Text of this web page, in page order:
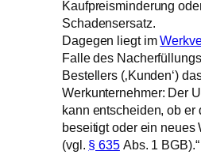
Kaufpreisminderung
Schadensersatz.
Dagegen liegt im
Falle des
Bestellers (‚Kunden‘)
Werkunternehmer: Der
kann entscheiden, ob er
beseitigt oder ein neues
(vgl. § 635Abs. 1 BGB).“